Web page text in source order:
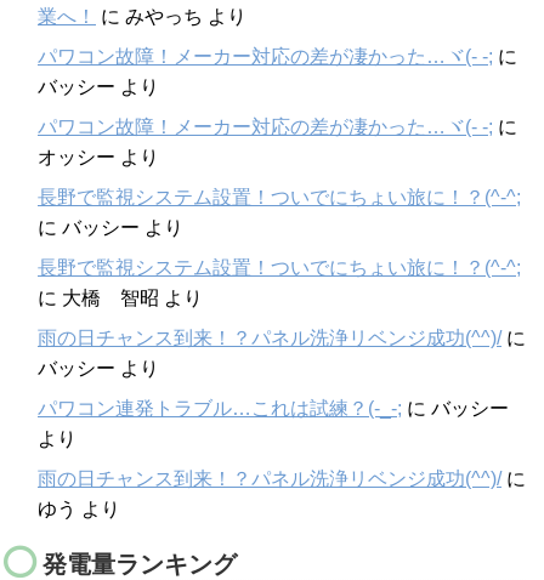
業へ！
に みやっち より
パワコン故障！メーカー対応の差が凄かった…ヾ(- -; に
バッシー より
パワコン故障！メーカー対応の差が凄かった…ヾ(- -; に
オッシー より
長野で監視システム設置！ついでにちょい旅に！？(^-^;
に バッシー より
長野で監視システム設置！ついでにちょい旅に！？(^-^;
に 大橋 智昭 より
雨の日チャンス到来！？パネル洗浄リベンジ成功(^^)/に
バッシー より
パワコン連発トラブル…これは試練？(-_-; に バッシー
より
雨の日チャンス到来！？パネル洗浄リベンジ成功(^^)/に
ゆう より
発電量ランキング